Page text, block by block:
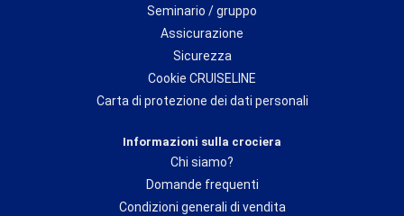
Seminario / gruppo
Assicurazione
Sicurezza
Cookie CRUISELINE
Carta di protezione dei dati personali
Informazioni sulla crociera
Chi siamo?
Domande frequenti
Condizioni generali di vendita